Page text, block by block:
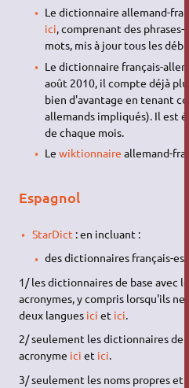
Le dictionnaire allemand-
ici, comprenant des
mots, mis à jour tous les
Le dictionnaire français-
août 2010, il compte déjà
bien d'avantage en tenant
allemands impliqués). Il est
de chaque mois.
Lewiktionnaire allemand-
Espagnol
StarDict : en incluant :
des dictionnaires français-
1/ les dictionnaires de base avec
acronymes, y compris lorsqu'ils
deux langues ici et ici.
2/ seulement les dictionnaires de
acronyme ici et ici.
3/ seulement les noms propres et